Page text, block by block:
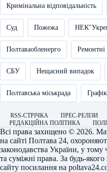
Кримінальна відповідальність
Суд Пожежа
Полтаваобленерго Ремонтні
СБУ Нещасний випадок
Полтавська міськрада
RSS-СТРІЧКА ПРЕС-РЕЛІЗИ
РЕДАКЦІЙНА ПОЛІТИКА
Всі права захищено © 2026.
на сайті Полтава 24,
законодавства України, у тому
та суміжні права. За будь-
сайту посилання на